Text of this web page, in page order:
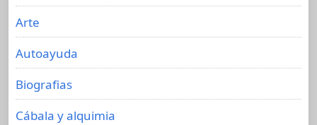
Arte
Autoayuda
Biografias
Cábala y alquimia